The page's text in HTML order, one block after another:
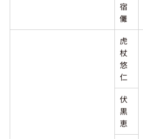
宿
儺
虎
杖
悠
仁
伏
黒
恵